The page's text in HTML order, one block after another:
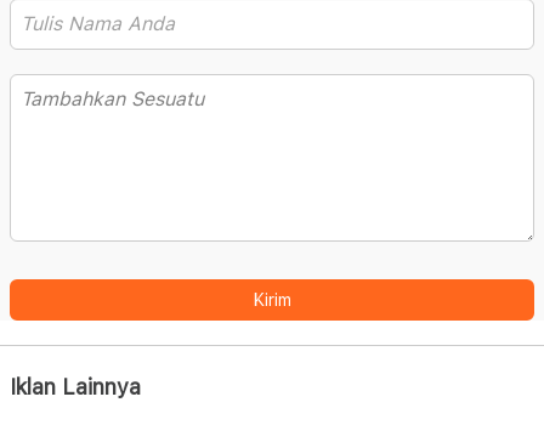
Kirim
Iklan Lainnya